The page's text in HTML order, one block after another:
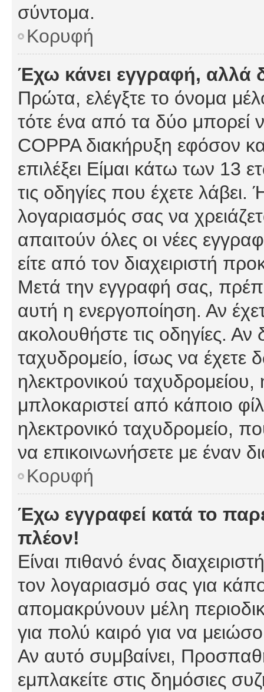
σύντομα.
Κορυφή
Έχω κάνει εγγραφή,
Πρώτα, ελέγξτε το όνομα
τότε ένα από τα δύο μπορεί
COPPA διακήρυξη εφόσον
επιλέξει Είμαι κάτω των 13
τις οδηγίες που έχετε λάβει.
λογαριασμός σας να
απαιτούν όλες οι νέες
είτε από τον διαχειριστή
Μετά την εγγραφή σας,
αυτή η ενεργοποίηση. Αν
ακολουθήστε τις οδηγίες. Αν
ταχυδρομείο, ίσως να έχετε
ηλεκτρονικού ταχυδρομείου,
μπλοκαριστεί από κάποιο
ηλεκτρονικό ταχυδρομείο,
να επικοινωνήσετε με έναν
Κορυφή
Έχω εγγραφεί κατά το
πλέον!
Είναι πιθανό ένας
τον λογαριασμό σας για
απομακρύνουν μέλη
για πολύ καιρό για να
Αν αυτό συμβαίνει,
εμπλακείτε στις δημόσιες